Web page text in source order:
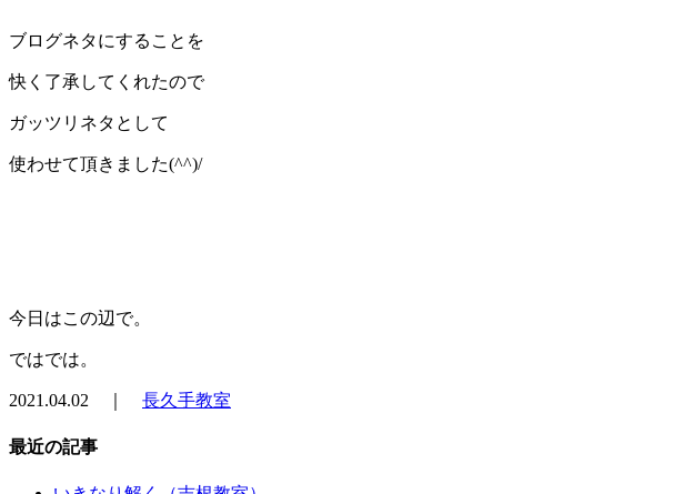
ブログネタにすることを
快く了承してくれたので
ガッツリネタとして
使わせて頂きました(^^)/
今日はこの辺で。
ではでは。
2021.04.02 ｜ 長久手教室
最近の記事